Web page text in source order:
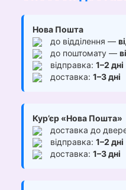
Нова Пошта
до відділення —
до поштомату —
відправка: 1–2 дні
доставка: 1–3 дні
Кур’єр «Нова Пошта»
доставка до
відправка: 1–2 дні
доставка: 1–3 дні